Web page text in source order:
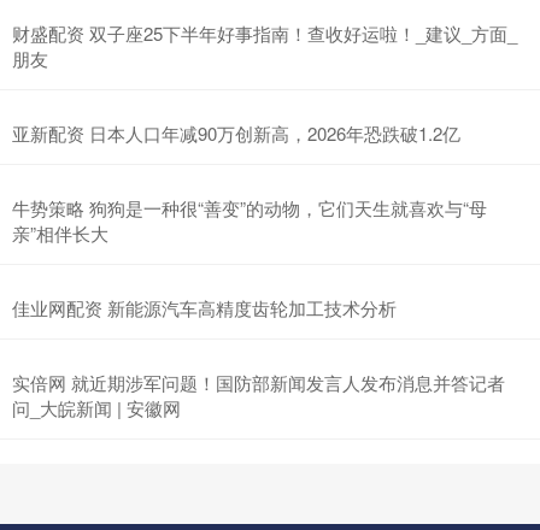
财盛配资 双子座25下半年好事指南！查收好运啦！_建议_方面_
朋友
亚新配资 日本人口年减90万创新高，2026年恐跌破1.2亿
牛势策略 狗狗是一种很“善变”的动物，它们天生就喜欢与“母
亲”相伴长大
佳业网配资 新能源汽车高精度齿轮加工技术分析
实倍网 就近期涉军问题！国防部新闻发言人发布消息并答记者
问_大皖新闻 | 安徽网